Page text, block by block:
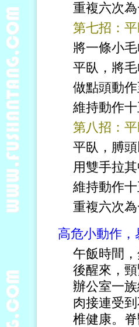
重複六次為
第七招：
將一條小
平臥，將毛
做點頭動
維持動作十
第八招：
平臥，膊頭
用雙手拉
維持動作
重複六次為
高危小動作，
午飯時間
後醒來，
辦公室一
肉接連受
椎健康。